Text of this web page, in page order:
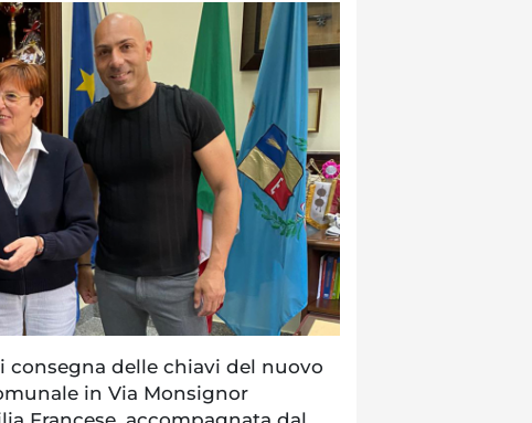
consegna delle chiavi del nuovo
in Via Monsignor